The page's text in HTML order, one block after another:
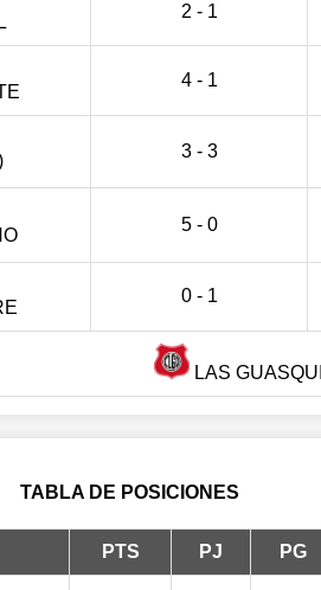
2 - 1
4 - 1
3 - 3
5 - 0
0 - 1
LAS
TABLA DE POSICIONES
PTS PJ PG